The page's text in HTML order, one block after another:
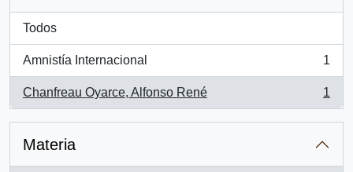
Todos
Amnistía Internacional
, 1 resultados
1
Chanfreau Oyarce, Alfonso René
, 1 resultados
1
Materia